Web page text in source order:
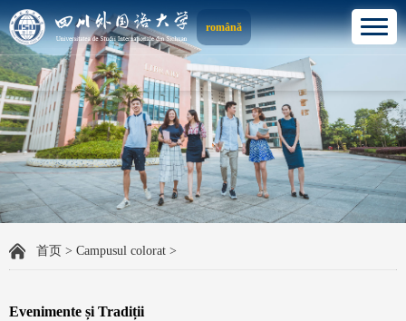
română
首页 > Campusul colorat >
Evenimente și Tradiții